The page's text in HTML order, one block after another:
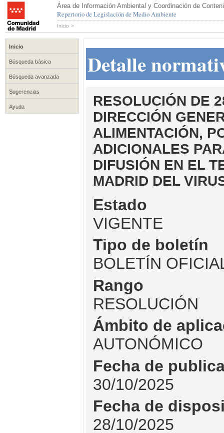
Área de Información Ambiental y Coordinación de
Repertorio de Legislación de Medio Ambiente
Inicio >
Inicio
Búsqueda básica
Búsqueda avanzada
Sugerencias
Ayuda
Detalle
RESOLUCIÓN DE
DIRECCIÓN
ALIMENTACIÓN,
ADICIONALES
DIFUSIÓN EN EL
MADRID DEL
Estado
VIGENTE
Tipo de boletín
BOLETÍN
Rango
RESOLUCIÓN
Ámbito de
AUTONÓMICO
Fecha de
30/10/2025
Fecha de
28/10/2025